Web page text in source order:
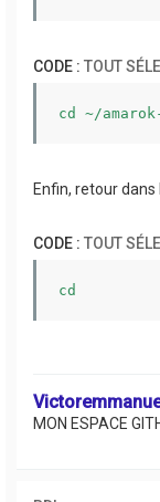
CODE : TOUT
cd ~/
Enfin, retour
CODE : TOUT
cd
MON ESPACE